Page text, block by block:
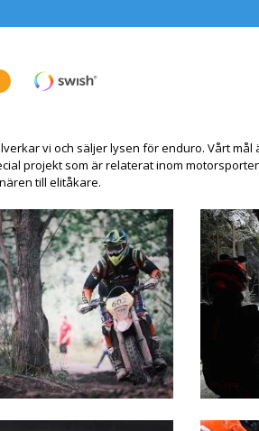
vi och säljer lysen för enduro. Vårt
projekt som är relaterat inom
till elitåkare.